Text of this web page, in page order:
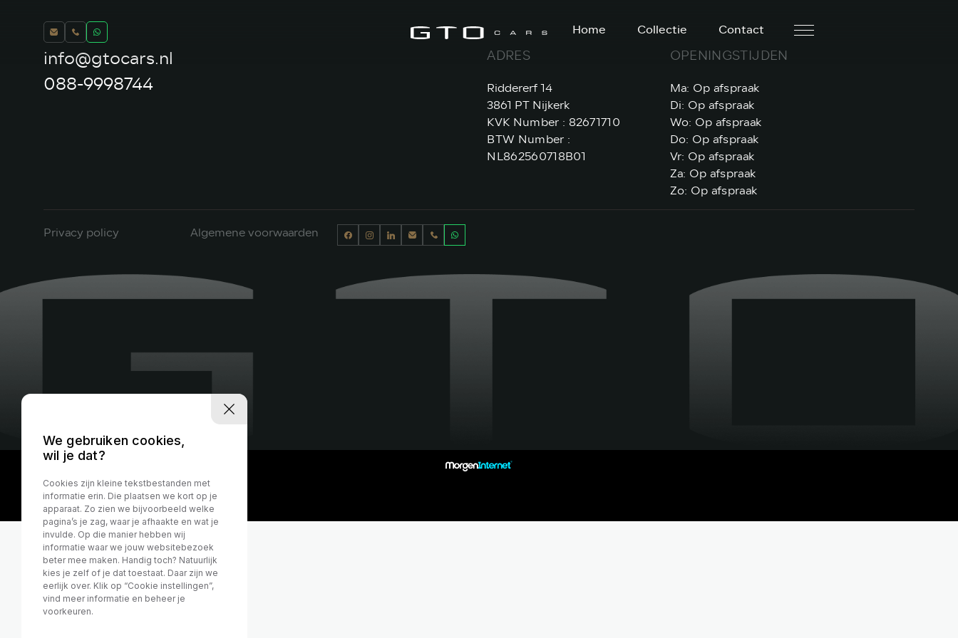
Home Collectie Contact
info@gtocars.nl
088-9998744
ADRES
Riddererf 14
3861 PT Nijkerk
KVK Number : 82671710
BTW Number :
NL862560718B01
OPENINGSTIJDEN
Ma: Op afspraak
Di: Op afspraak
Wo: Op afspraak
Do: Op afspraak
Vr: Op afspraak
Za: Op afspraak
Zo: Op afspraak
Privacy policy Algemene voorwaarden
We gebruiken cookies,
wil je dat?
Cookies zijn kleine tekstbestanden met
informatie erin. Die plaatsen we kort op je
apparaat. Zo zien we bijvoorbeeld welke
pagina’s je zag, waar je afhaakte en wat je
invulde. Op die manier hebben wij
informatie waar we jouw websitebezoek
beter mee maken. Handig toch? Natuurlijk
kies je zelf of je dat toestaat. Daar zijn we
eerlijk over. Klik op “Cookie instellingen”,
vind meer informatie en beheer je
voorkeuren.